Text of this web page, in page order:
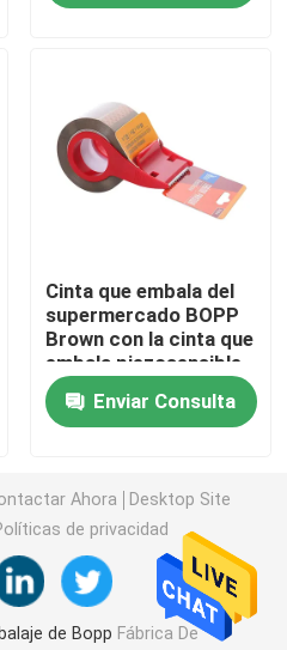
papel de aluminio
Cinta que embala del
supermercado BOPP
Brown con la cinta que
embala piezosensible
del cortador de cinta
Enviar Consulta
Ahora
Desktop Site
de privacidad
de Bopp Fábrica De